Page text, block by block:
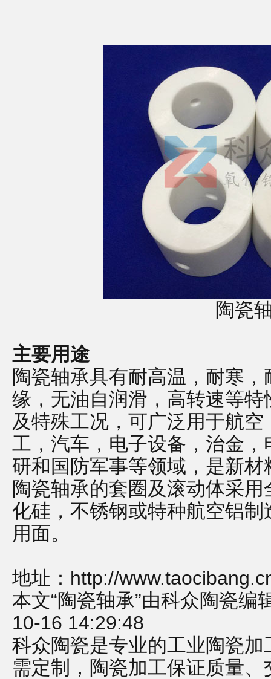
陶瓷
主要用途
陶瓷轴承具有耐高温，耐寒
缘，无油自润滑，高转速等
及特殊工况，可广泛用于航
工，汽车，电子设备，治金
研和国防军事等领域，是新
陶瓷轴承的套圈及滚动体采
化硅，不锈钢或特种航空铝
用面。
地址： http://
本文“陶瓷轴承”由科众陶瓷
10-16 14:29:48
科众陶瓷是专业的工业陶瓷加
需定制， 陶瓷加工保证质量、